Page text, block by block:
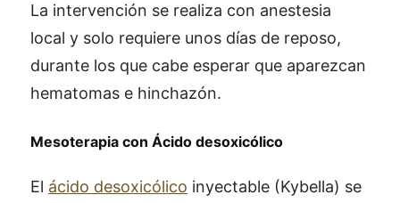
La intervención se realiza con anestesia
local y solo requiere unos días de reposo,
durante los que cabe esperar que aparezcan
hematomas e hinchazón.
Mesoterapia con Ácido desoxicólico
El ácido desoxicólico inyectable (Kybella) se